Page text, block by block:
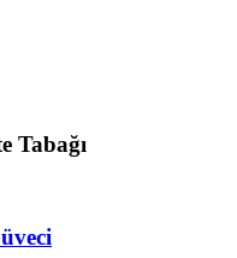
Tabağı